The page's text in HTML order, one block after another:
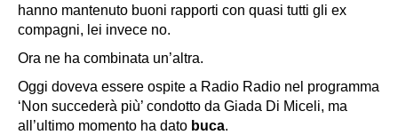
hanno mantenuto buoni rapporti con quasi tutti gli ex
compagni, lei invece no.
Ora ne ha combinata un’altra.
Oggi doveva essere ospite a Radio Radio nel programma
‘Non succederà più’ condotto da Giada Di Miceli, ma
all’ultimo momento ha dato buca.